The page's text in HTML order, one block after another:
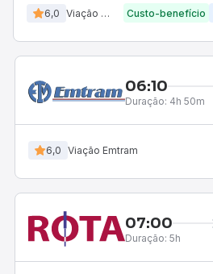
6,0 Viação Emtram Custo-benefício
06:10
Duração: 4h 50m
6,0 Viação Emtram
07:00
Duração: 5h